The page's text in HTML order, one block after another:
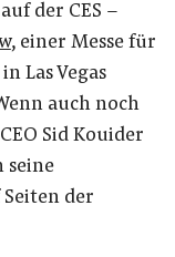
der CES –
, einer Messe für
Las Vegas
auch noch
Sid Kouider
seine
der